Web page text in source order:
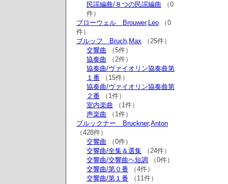
民謡編曲/８つの民謡編曲 （0
件）
ブローウェル Brouwer,Leo （0
件）
ブルッフ Bruch,Max （25件）
交響曲 （5件）
協奏曲 （2件）
協奏曲/ヴァイオリン協奏曲第
１番 （15件）
協奏曲/ヴァイオリン協奏曲第
２番 （1件）
室内楽曲 （1件）
声楽曲 （1件）
ブルックナー Bruckner,Anton
（428件）
交響曲 （0件）
交響曲/全集＆選集 （24件）
交響曲/交響曲ヘ短調 （0件）
交響曲/第０番 （4件）
交響曲/第１番 （11件）